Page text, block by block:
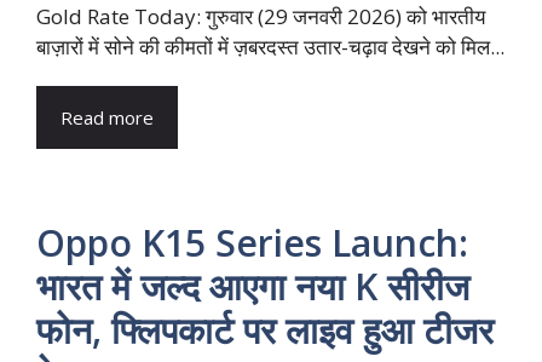
Gold Rate Today: गुरुवार (29 जनवरी 2026) को भारतीय
बाज़ारों में सोने की कीमतों में ज़बरदस्त उतार-चढ़ाव देखने को मिल...
Read more
Oppo K15 Series Launch:
भारत में जल्द आएगा नया K सीरीज
फोन, फ्लिपकार्ट पर लाइव हुआ टीजर